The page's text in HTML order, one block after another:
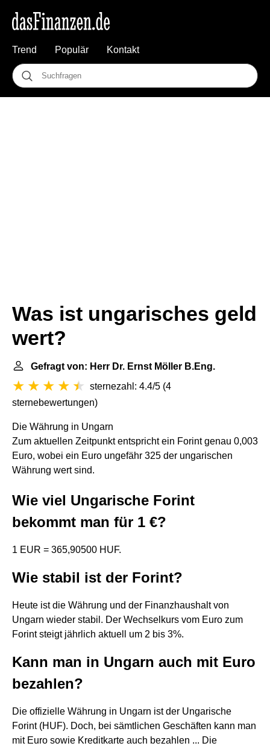
Trend Populär Kontakt
Was ist ungarisches geld
wert?
Gefragt von: Herr Dr. Ernst Möller B.Eng.
sternezahl: 4.4/5 (4
sternebewertungen)
Die Währung in Ungarn
Zum aktuellen Zeitpunkt entspricht ein Forint genau 0,003
Euro, wobei ein Euro ungefähr 325 der ungarischen
Währung wert sind.
Wie viel Ungarische Forint
bekommt man für 1 €?
1 EUR = 365,90500 HUF.
Wie stabil ist der Forint?
Heute ist die Währung und der Finanzhaushalt von
Ungarn wieder stabil. Der Wechselkurs vom Euro zum
Forint steigt jährlich aktuell um 2 bis 3%.
Kann man in Ungarn auch mit Euro
bezahlen?
Die offizielle Währung in Ungarn ist der Ungarische
Forint (HUF). Doch, bei sämtlichen Geschäften kann man
mit Euro sowie Kreditkarte auch bezahlen ... Die